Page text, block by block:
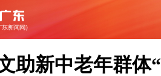
助新中老年群体